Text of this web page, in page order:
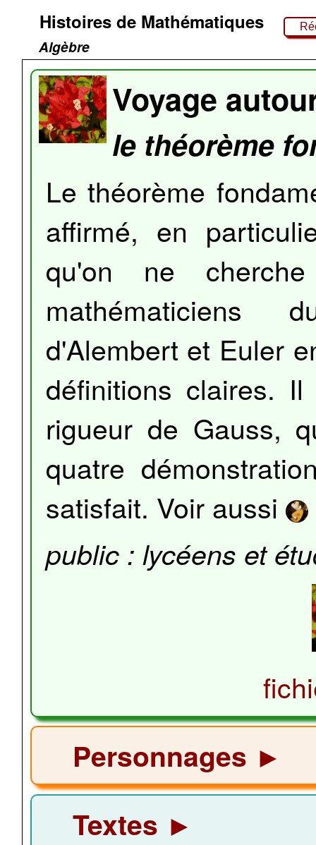
Histoires de Mathématiques
Algèbre
Voyage
le théorème
Le théorème
affirmé, en
qu'on ne
mathématiciens
d'Alembert et Euler
définitions claires.
rigueur de Gauss,
quatre
satisfait. Voir aussi
public : lycéens et
Personnages ►
Textes ►